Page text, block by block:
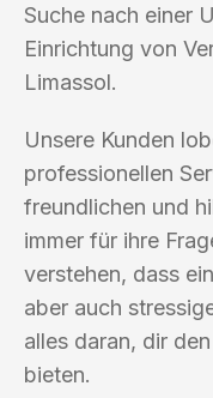
Suche nach einer
Einrichtung von
Limassol.
Unsere Kunden
professionellen
freundlichen und
immer für ihre
verstehen, dass
aber auch
alles daran, dir
bieten.